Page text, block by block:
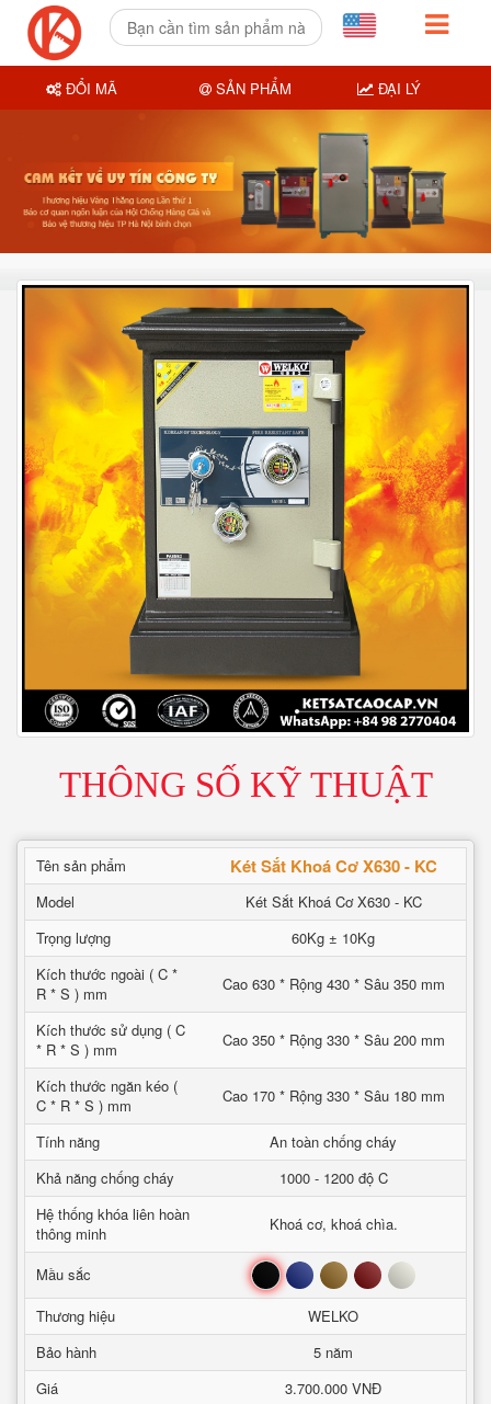
THÔNG SỐ KỸ THUẬT
Tên sản phẩm Két Sắt Khoá Cơ X630 - KC
Model
Két Sắt Khoá Cơ X630 - KC
Trọng lượng
60Kg ± 10Kg
Kích thước ngoài ( C *
R * S ) mm
Cao 630 * Rộng 430 * Sâu 350 mm
Kích thước sử dụng ( C
* R * S ) mm
Cao 350 * Rộng 330 * Sâu 200 mm
Kích thước ngăn kéo (
C * R * S ) mm
Cao 170 * Rộng 330 * Sâu 180 mm
Tính năng
An toàn chống cháy
Khả năng chống cháy
1000 - 1200 độ C
Hệ thống khóa liên hoàn
thông minh
Khoá cơ, khoá chìa.
Mầu sắc Đen Xanh Nâu Đỏ Trắng
Thương hiệu
WELKO
Bảo hành
5 năm
Giá
3.700.000 VNĐ
ĐỔI MÃ SẢN PHẨM ĐẠI LÝ